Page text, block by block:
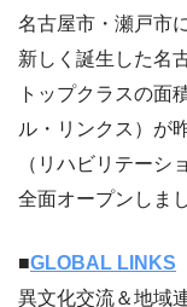
名古屋市・瀬戸市
新しく誕生した名
トップクラスの面
ル・リンクス）が
（リハビリテーシ
全面オープンしま
■GLOBAL LINKS
異文化交流＆地域